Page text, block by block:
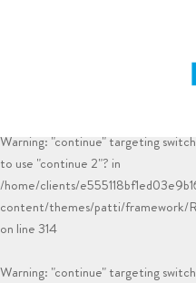
/home/clients/
Warning: "continue" targeting
to use "continue 2"? in
/home/clients/
content/themes/patti/framework/
on line314
Warning: "continue" targeting